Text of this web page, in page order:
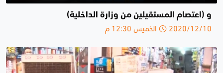
و (اعتصام المستقيلين من وزارة الداخلية)
2020/12/10 الخميس 12:30 م